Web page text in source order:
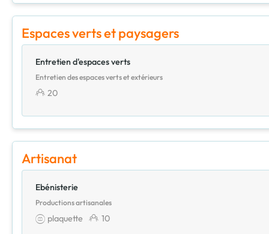
Espaces verts et paysagers
Entretien d'espaces verts
Entretien des espaces verts et extérieurs
20
Artisanat
Ebénisterie
Productions artisanales
plaquette 10